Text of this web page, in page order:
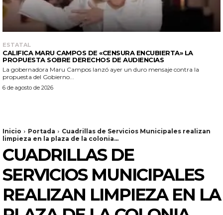
ESTATAL
CALIFICA MARU CAMPOS DE «CENSURA ENCUBIERTA» LA
PROPUESTA SOBRE DERECHOS DE AUDIENCIAS
La gobernadora Maru Campos lanzó ayer un duro mensaje contra la
propuesta del Gobierno...
6 de agosto de 2026